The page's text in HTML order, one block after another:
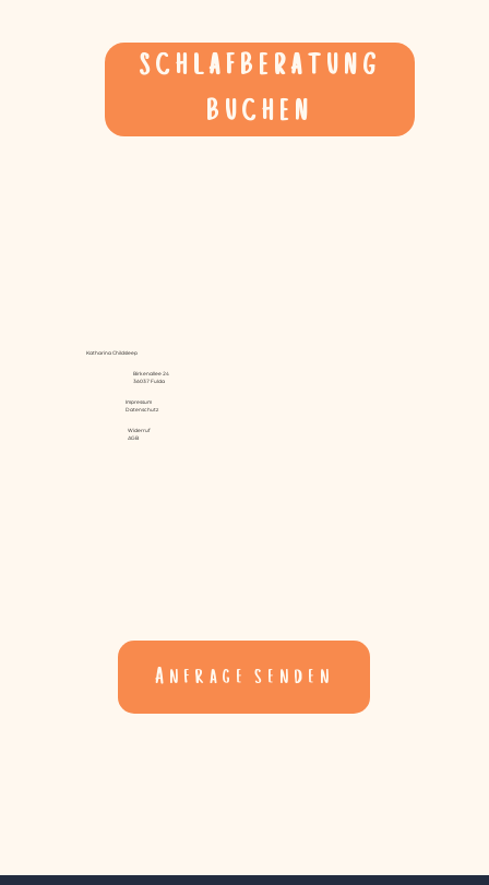
SCHLAFBERATUNG
BUCHEN
Katharina Childsleep
Birkenallee 24
36037 Fulda
Impressum
Datenschutz
Widerruf
AGB
Anfrage senden